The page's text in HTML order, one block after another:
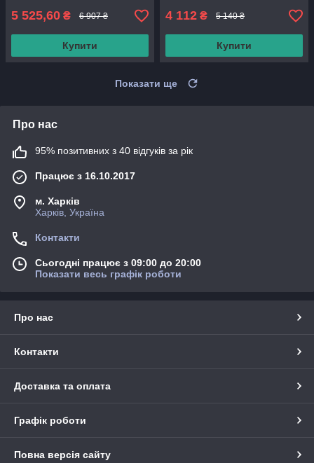
5 525,60 ₴ 6 907 ₴
Купити
4 112 ₴ 5 140 ₴
Купити
Показати ще
Про нас
95% позитивних з 40 відгуків за рік
Працює з 16.10.2017
м. Харків
Харків, Україна
Контакти
Сьогодні працює з 09:00 до 20:00
Показати весь графік роботи
Про нас
Контакти
Доставка та оплата
Графік роботи
Повна версія сайту